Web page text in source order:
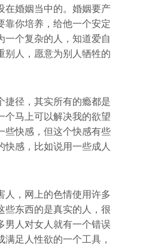
在婚姻当中的。婚姻要产
靠你培养，给他一个安定
一个复杂的人，知道爱自
别人，愿意为别人牺牲的
捷径，其实所有的瘾都是
个马上可以解决我的欲望
些快感，但这个快感有些
快感，比如说用一些成人
人，网上的色情使用许多
些东西的是真实的人，很
男人对女人就有一个错误
满足人性欲的一个工具，